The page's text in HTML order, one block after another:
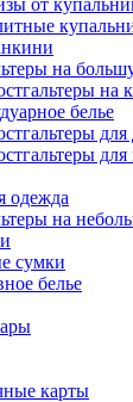
от
на
на
белье
для
одежда
на
сумки
белье
карты